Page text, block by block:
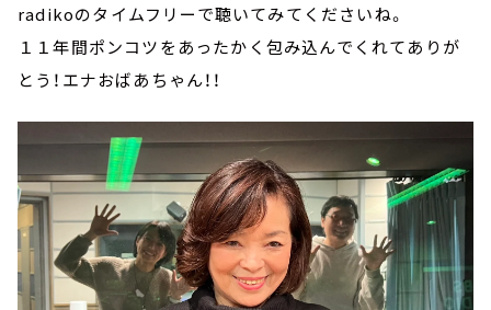
radikoのタイムフリーで聴いてみてくださいね。
１１年間ポンコツをあったかく包み込んでくれてありが
とう！エナおばあちゃん！！